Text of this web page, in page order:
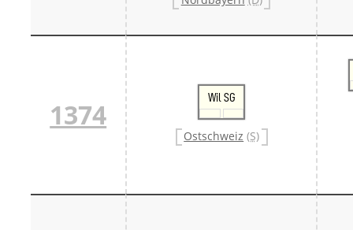
1374
Wil SG
Ostschweiz (S)